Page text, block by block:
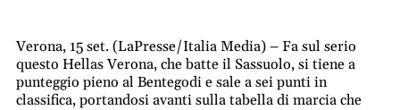
Verona, 15 set. (LaPresse/Italia Media) – Fa sul serio
questo Hellas Verona, che batte il Sassuolo, si tiene a
punteggio pieno al Bentegodi e sale a sei punti in
classifica, portandosi avanti sulla tabella di marcia che